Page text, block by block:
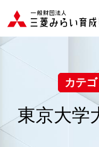
カテ
東京大学